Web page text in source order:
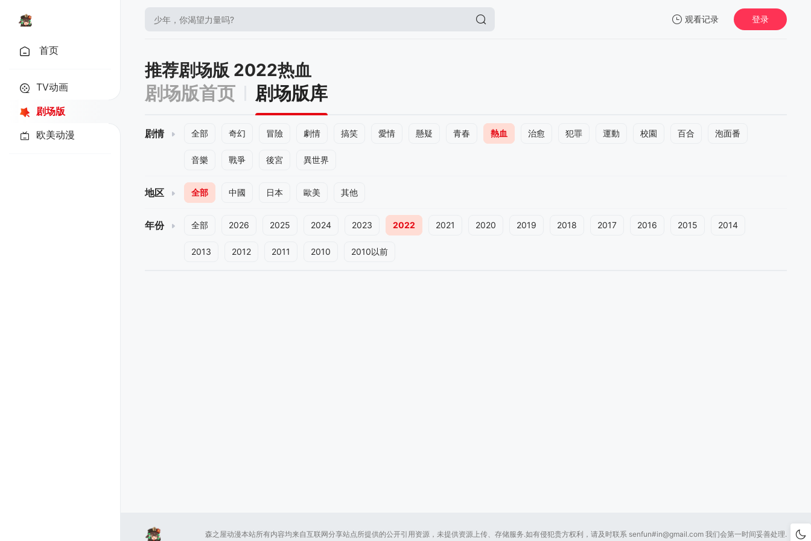
观看记录 登录
首页
TV动画
剧场版
欧美动漫
推荐剧场版 2022热血
剧场版首页 剧场版库
剧情 全部 奇幻 冒險 劇情 搞笑 愛情 懸疑 青春 熱血 治愈 犯罪 運動 校園 百合 泡面番
音樂 戰爭 後宮 異世界
地区 全部 中國 日本 歐美 其他
年份 全部 2026 2025 2024 2023 2022 2021 2020 2019 2018 2017 2016 2015 2014
2013 2012 2011 2010 2010以前
森之屋动漫本站所有内容均来自互联网分享站点所提供的公开引用资源，未提供资源上传、存储服务.如有侵犯贵方权利，请及时联系 senfun#in@gmail.com 我们会第一时间妥善处理.